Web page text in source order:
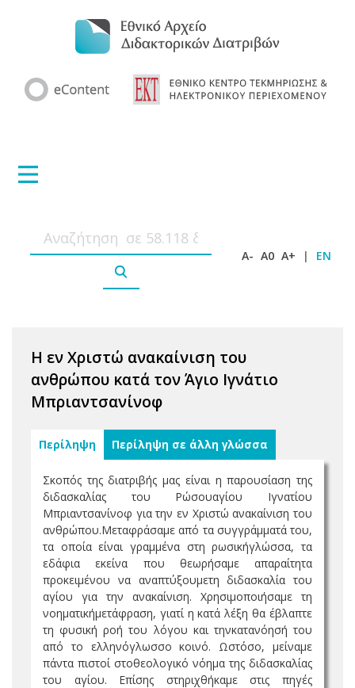
A- A0 A+ | EN
Η εν Χριστώ ανακαίνιση του
ανθρώπου κατά τον Άγιο Ιγνάτιο
Μπριαντσανίνοφ
Περίληψη Περίληψη σε άλλη γλώσσα
Σκοπός της διατριβής μας είναι η παρουσίαση της
διδασκαλίας του Ρώσουαγίου Ιγνατίου
Μπριαντσανίνοφ για την εν Χριστώ ανακαίνιση του
ανθρώπου.Μεταφράσαμε από τα συγγράμματά του,
τα οποία είναι γραμμένα στη ρωσικήγλώσσα, τα
εδάφια εκείνα που θεωρήσαμε απαραίτητα
προκειμένου να αναπτύξουμετη διδασκαλία του
αγίου για την ανακαίνιση. Χρησιμοποιήσαμε τη
νοηματικήμετάφραση, γιατί η κατά λέξη θα έβλαπτε
τη φυσική ροή του λόγου και τηνκατανόησή του
από το ελληνόγλωσσο κοινό. Ωστόσο, μείναμε
πάντα πιστοί στοθεολογικό νόημα της διδασκαλίας
του αγίου. Επίσης στηριχθήκαμε στις πηγές